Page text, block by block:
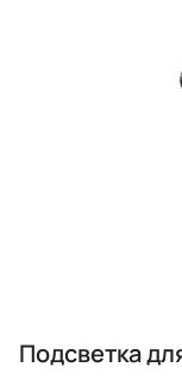
Подсветка